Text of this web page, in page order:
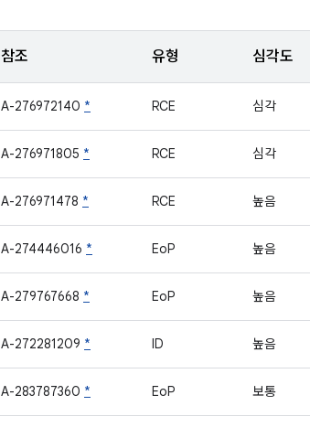
참조 유형 심각도
A-276972140 * RCE 심각
A-276971805 * RCE 심각
A-276971478 * RCE 높음
A-274446016 * EoP 높음
A-279767668 * EoP 높음
A-272281209 * ID 높음
A-283787360 * EoP 보통